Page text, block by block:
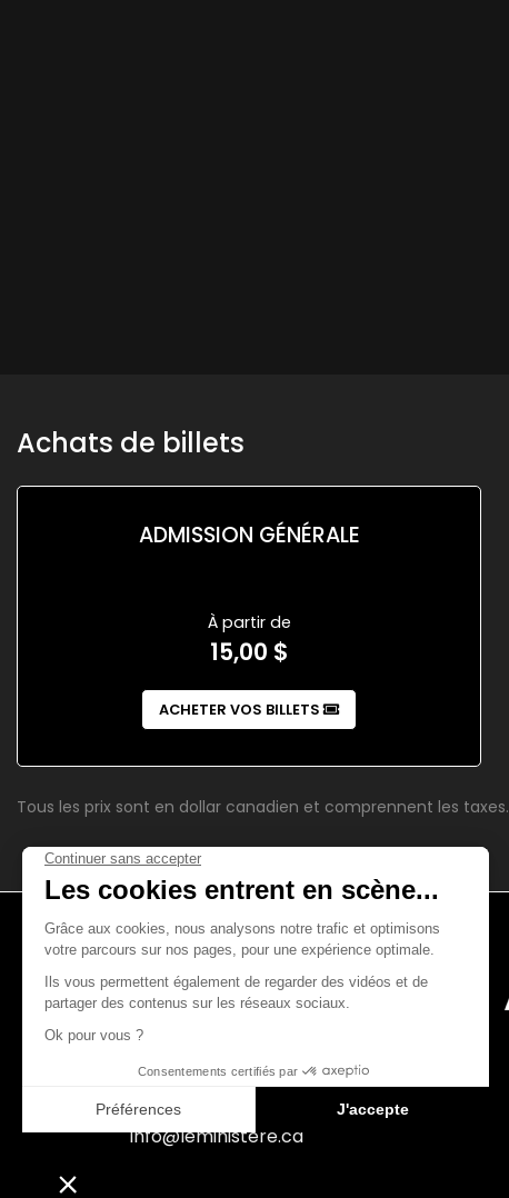
Achats de billets
ADMISSION GÉNÉRALE
À partir de
15,00 $
ACHETER VOS BILLETS
Tous les prix sont en dollar canadien et comprennent les taxes.
4521, boul. Saint-Laurent
Montréal (Québec)
H2T 1R2
info@leministere.ca